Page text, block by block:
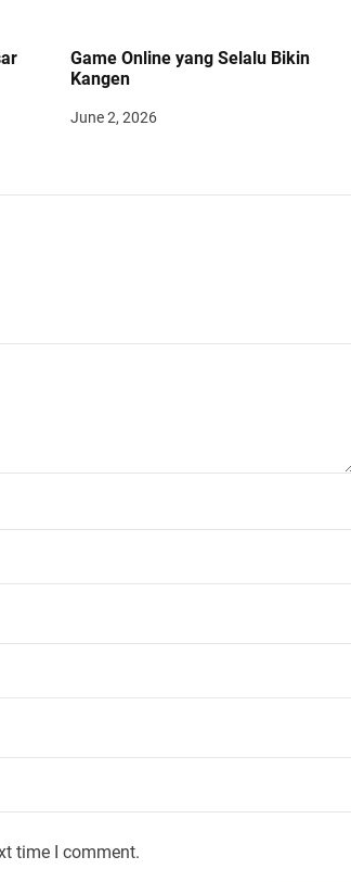
Game Online yang Selalu Bikin
Kangen
June 2, 2026
time I comment.